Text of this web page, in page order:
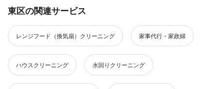
東区の関連サービス
レンジフード（換気扇）クリーニング 家事代行・家政婦
ハウスクリーニング 水回りクリーニング